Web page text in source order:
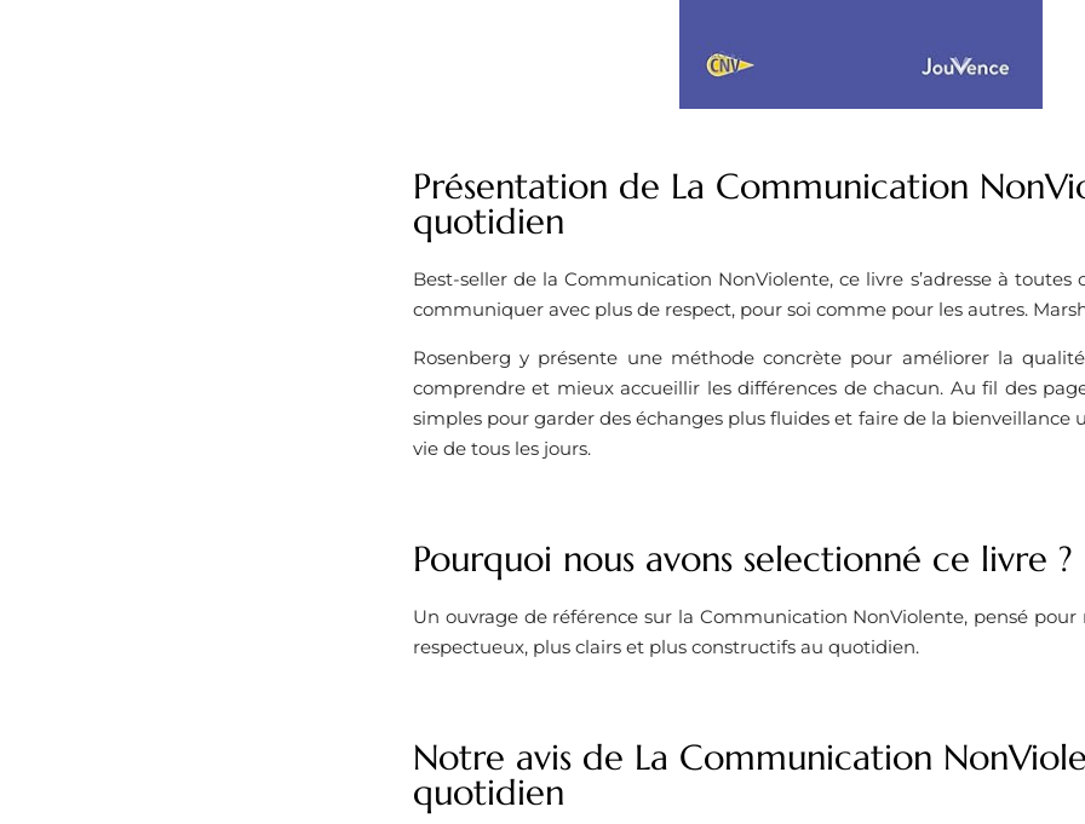
Présentation de La Communication
quotidien
Best-seller de la Communication NonViolente, ce livre s’adresse à
communiquer avec plus de respect, pour soi comme pour les autres.
Rosenberg y présente une méthode concrète pour améliorer la
comprendre et mieux accueillir les différences de chacun. Au fil des
simples pour garder des échanges plus fluides et faire de la bienveillance
vie de tous les jours.
Pourquoi nous avons selectionné ce livre ? ​
Un ouvrage de référence sur la Communication NonViolente, pensé pour
respectueux, plus clairs et plus constructifs au quotidien.
Notre avis de La Communication
quotidien